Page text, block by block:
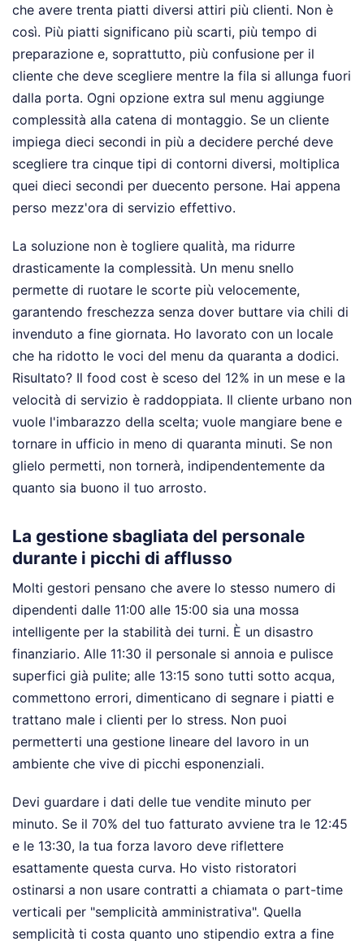
che avere trenta piatti diversi attiri più clienti. Non è
così. Più piatti significano più scarti, più tempo di
preparazione e, soprattutto, più confusione per il
cliente che deve scegliere mentre la fila si allunga fuori
dalla porta. Ogni opzione extra sul menu aggiunge
complessità alla catena di montaggio. Se un cliente
impiega dieci secondi in più a decidere perché deve
scegliere tra cinque tipi di contorni diversi, moltiplica
quei dieci secondi per duecento persone. Hai appena
perso mezz'ora di servizio effettivo.
La soluzione non è togliere qualità, ma ridurre
drasticamente la complessità. Un menu snello
permette di ruotare le scorte più velocemente,
garantendo freschezza senza dover buttare via chili di
invenduto a fine giornata. Ho lavorato con un locale
che ha ridotto le voci del menu da quaranta a dodici.
Risultato? Il food cost è sceso del 12% in un mese e la
velocità di servizio è raddoppiata. Il cliente urbano non
vuole l'imbarazzo della scelta; vuole mangiare bene e
tornare in ufficio in meno di quaranta minuti. Se non
glielo permetti, non tornerà, indipendentemente da
quanto sia buono il tuo arrosto.
La gestione sbagliata del personale
durante i picchi di afflusso
Molti gestori pensano che avere lo stesso numero di
dipendenti dalle 11:00 alle 15:00 sia una mossa
intelligente per la stabilità dei turni. È un disastro
finanziario. Alle 11:30 il personale si annoia e pulisce
superfici già pulite; alle 13:15 sono tutti sotto acqua,
commettono errori, dimenticano di segnare i piatti e
trattano male i clienti per lo stress. Non puoi
permetterti una gestione lineare del lavoro in un
ambiente che vive di picchi esponenziali.
Devi guardare i dati delle tue vendite minuto per
minuto. Se il 70% del tuo fatturato avviene tra le 12:45
e le 13:30, la tua forza lavoro deve riflettere
esattamente questa curva. Ho visto ristoratori
ostinarsi a non usare contratti a chiamata o part-time
verticali per "semplicità amministrativa". Quella
semplicità ti costa quanto uno stipendio extra a fine